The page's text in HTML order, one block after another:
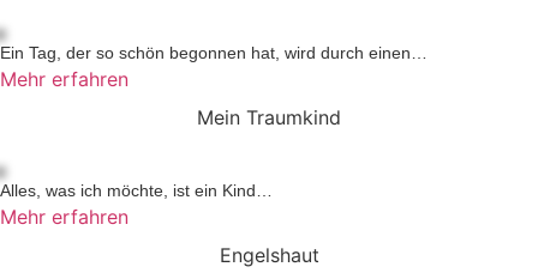
Ein Tag, der so schön begonnen hat, wird durch einen…
Mehr erfahren
Mein Traumkind
Alles, was ich möchte, ist ein Kind…
Mehr erfahren
Engelshaut